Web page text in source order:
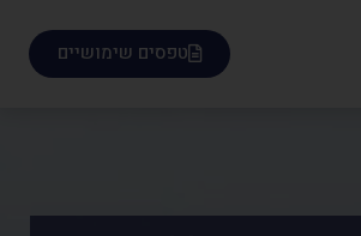
טפסים שימושיים